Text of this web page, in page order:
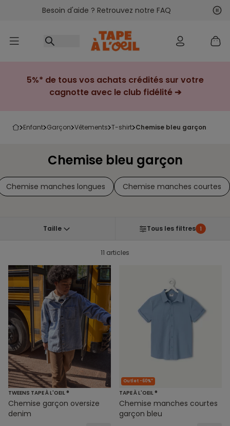
Accéder au contenu
Besoin d'aide ? Retrouvez notre FAQ
5%* de tous vos achats crédités sur votre
cagnotte avec le club fidélité ➔
enfant garçon vêtements t-shirt chemise bleu garçon
Chemise bleu garçon
Chemise manches longues Chemise manches courtes
Taille Tous les filtres 1
11 articles
TWEENS TAPE À L'OEIL ®
Chemise garçon oversize
denim
Outlet -60%*
TAPE À L'OEIL ®
Chemise manches courtes
garçon bleu